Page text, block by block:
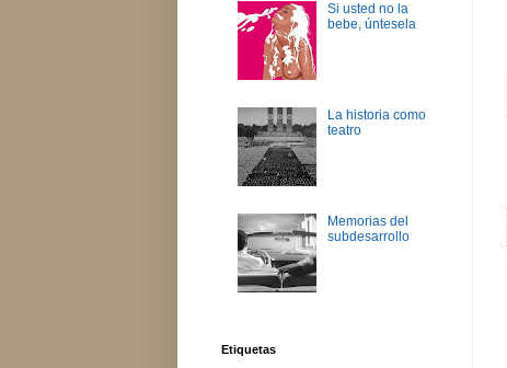
Si usted no la
bebe, úntesela
La historia como
teatro
Memorias del
subdesarrollo
Etiquetas